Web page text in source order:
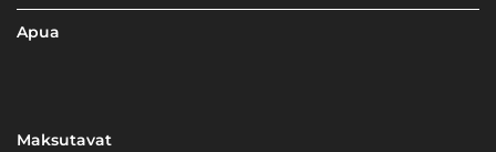
Apua
Maksutavat